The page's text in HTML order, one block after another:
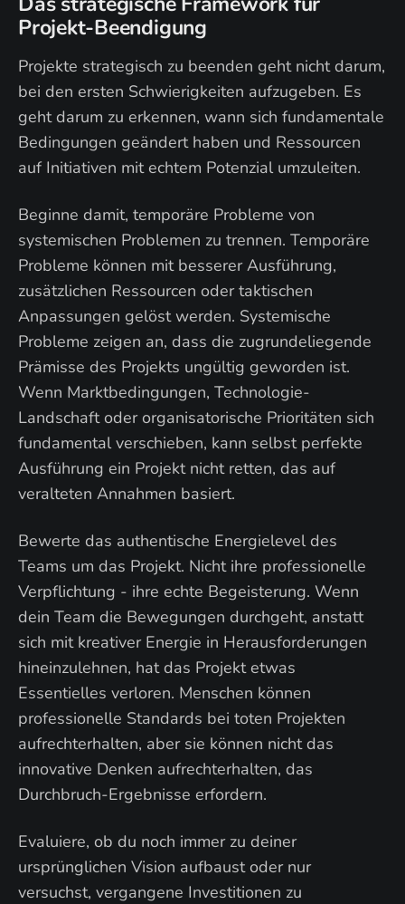
Projekt-Beendigung
Projekte strategisch zu beenden geht nicht darum,
bei den ersten Schwierigkeiten aufzugeben. Es
geht darum zu erkennen, wann sich fundamentale
Bedingungen geändert haben und Ressourcen
auf Initiativen mit echtem Potenzial umzuleiten.
Beginne damit, temporäre Probleme von
systemischen Problemen zu trennen. Temporäre
Probleme können mit besserer Ausführung,
zusätzlichen Ressourcen oder taktischen
Anpassungen gelöst werden. Systemische
Probleme zeigen an, dass die zugrundeliegende
Prämisse des Projekts ungültig geworden ist.
Wenn Marktbedingungen, Technologie-
Landschaft oder organisatorische Prioritäten sich
fundamental verschieben, kann selbst perfekte
Ausführung ein Projekt nicht retten, das auf
veralteten Annahmen basiert.
Bewerte das authentische Energielevel des
Teams um das Projekt. Nicht ihre professionelle
Verpflichtung - ihre echte Begeisterung. Wenn
dein Team die Bewegungen durchgeht, anstatt
sich mit kreativer Energie in Herausforderungen
hineinzulehnen, hat das Projekt etwas
Essentielles verloren. Menschen können
professionelle Standards bei toten Projekten
aufrechterhalten, aber sie können nicht das
innovative Denken aufrechterhalten, das
Durchbruch-Ergebnisse erfordern.
Evaluiere, ob du noch immer zu deiner
ursprünglichen Vision aufbaust oder nur
versuchst, vergangene Investitionen zu